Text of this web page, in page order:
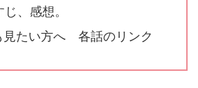
、感想。
見たい方へ 各話のリンク